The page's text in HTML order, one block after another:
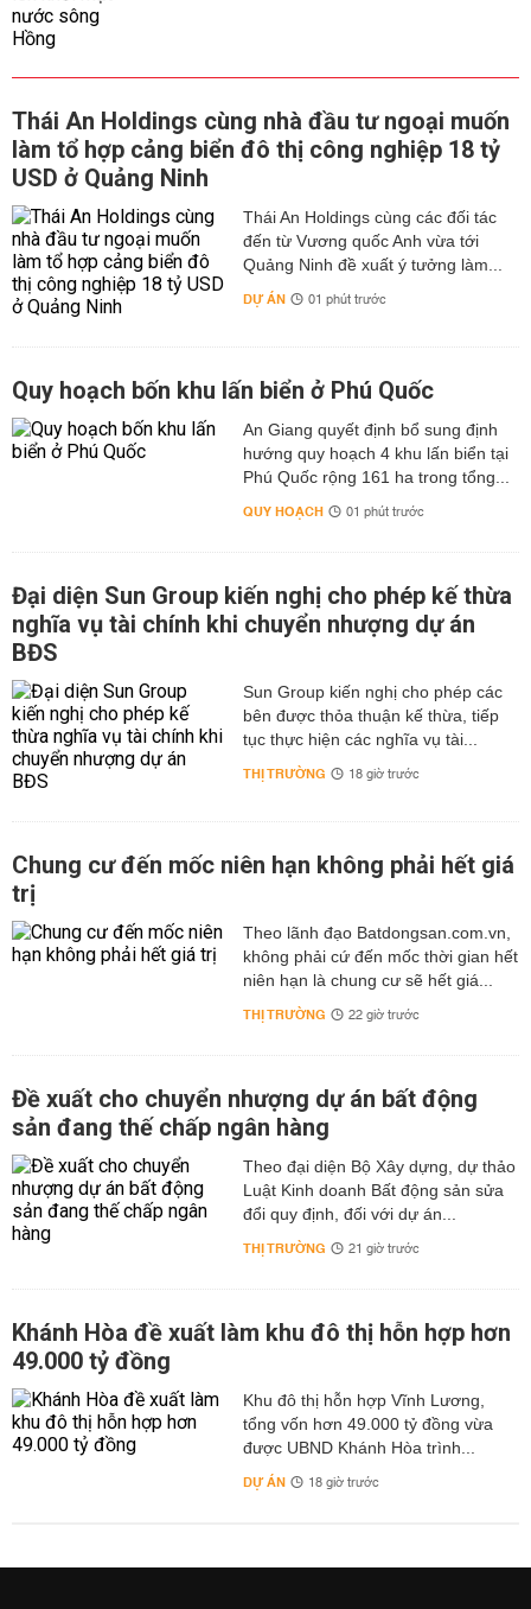
Thái An Holdings cùng nhà đầu tư ngoại muốn
làm tổ hợp cảng biển đô thị công nghiệp 18 tỷ
USD ở Quảng Ninh
Thái An Holdings cùng các đối tác
đến từ Vương quốc Anh vừa tới
Quảng Ninh đề xuất ý tưởng làm...
DỰ ÁN 01 phút trước
Quy hoạch bốn khu lấn biển ở Phú Quốc
An Giang quyết định bổ sung định
hướng quy hoạch 4 khu lấn biển tại
Phú Quốc rộng 161 ha trong tổng...
QUY HOẠCH 01 phút trước
Đại diện Sun Group kiến nghị cho phép kế thừa
nghĩa vụ tài chính khi chuyển nhượng dự án
BĐS
Sun Group kiến nghị cho phép các
bên được thỏa thuận kế thừa, tiếp
tục thực hiện các nghĩa vụ tài...
THỊ TRƯỜNG 18 giờ trước
Chung cư đến mốc niên hạn không phải hết giá
trị
Theo lãnh đạo Batdongsan.com.vn,
không phải cứ đến mốc thời gian hết
niên hạn là chung cư sẽ hết giá...
THỊ TRƯỜNG 22 giờ trước
Đề xuất cho chuyển nhượng dự án bất động
sản đang thế chấp ngân hàng
Theo đại diện Bộ Xây dựng, dự thảo
Luật Kinh doanh Bất động sản sửa
đổi quy định, đối với dự án...
THỊ TRƯỜNG 21 giờ trước
Khánh Hòa đề xuất làm khu đô thị hỗn hợp hơn
49.000 tỷ đồng
Khu đô thị hỗn hợp Vĩnh Lương,
tổng vốn hơn 49.000 tỷ đồng vừa
được UBND Khánh Hòa trình...
DỰ ÁN 18 giờ trước